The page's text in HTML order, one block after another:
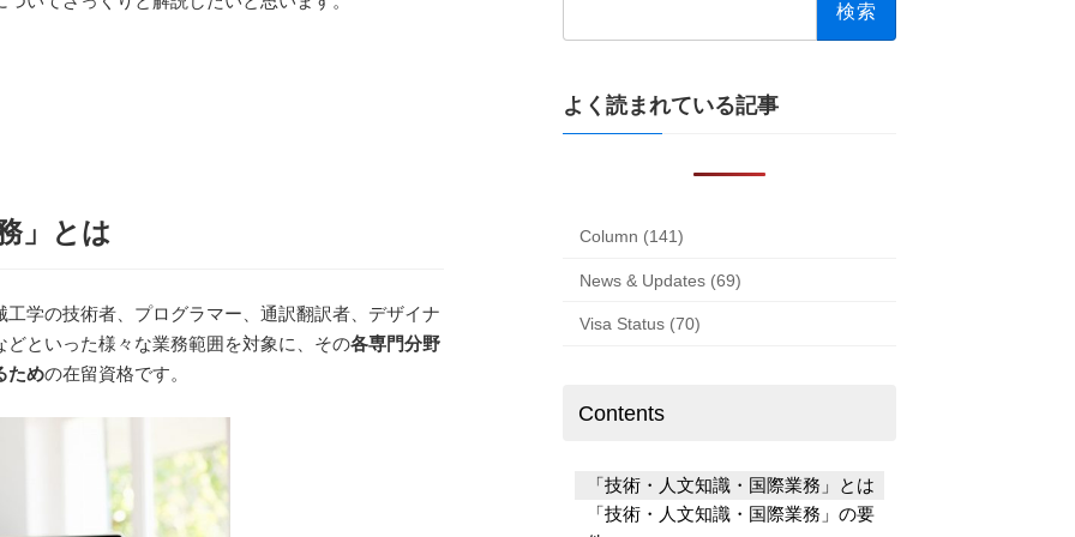
」とは
工学の技術者、プログラマー、通訳翻訳者、デザイナ
といった様々な業務範囲を対象に、その各専門分野
ための在留資格です。
よく読まれている記事
Column (141)
News & Updates (69)
Visa Status (70)
Contents
「技術・人文知識・国際業務」とは
「技術・人文知識・国際業務」の要